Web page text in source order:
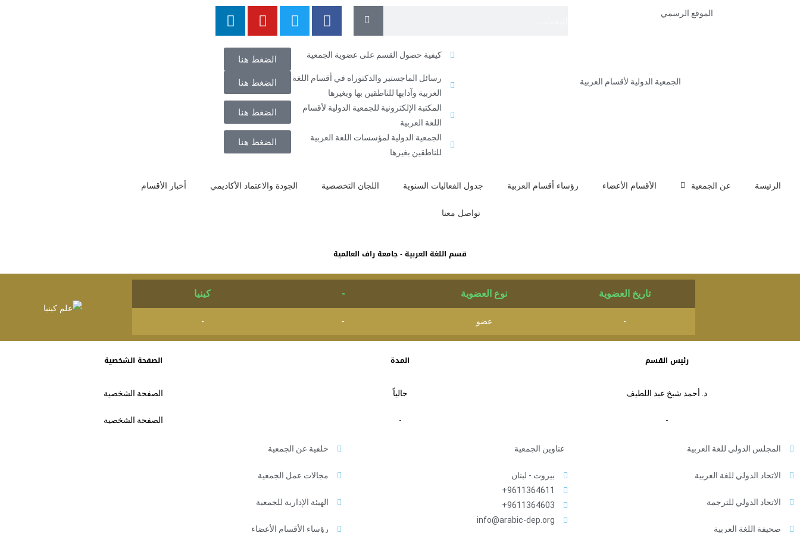
الموقع الرسمي
الجمعية الدولية لأقسام العربية
كيفية حصول القسم على عضوية الجمعية الضغط هنا
رسائل الماجستير والدكتوراه في أقسام اللغة
العربية وآدابها للناطقين بها وبغيرها
الضغط هنا
المكتبة الإلكترونية للجمعية الدولية لأقسام
اللغة العربية
الضغط هنا
الجمعية الدولية لمؤسسات اللغة العربية
للناطقين بغيرها
الضغط هنا
الرئيسة عن الجمعية الأقسام الأعضاء رؤساء أقسام العربية جدول الفعاليات السنوية اللجان التخصصية الجودة والاعتماد الأكاديمي أخبار الأقسام
تواصل معنا
قسم اللغة العربية - جامعة راف العالمية
تاريخ العضوية نوع العضوية - كينيا
- عضو -
-
رئيس القسم المدة الصفحة الشخصية
د. أحمد شيخ عبد اللطيف حالياً الصفحة الشخصية
-
- الصفحة الشخصية
المجلس الدولي للغة العربية
الاتحاد الدولي للغة العربية
الاتحاد الدولي للترجمة
صحيفة اللغة العربية
عناوين الجمعية
بيروت - لبنان
9611364611+
9611364603+
info@arabic-dep.org
خلفية عن الجمعية
مجالات عمل الجمعية
الهيئة الإدارية للجمعية
رؤساء الأقسام الأعضاء